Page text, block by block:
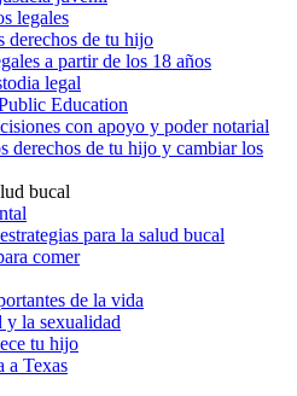
legales
derechos de tu hijo
a partir de los 18 años
legal
Education
con apoyo y poder notarial
derechos de tu hijo y cambiar los
bucal
para la salud bucal
comer
de la vida
y la sexualidad
tu hijo
a Texas